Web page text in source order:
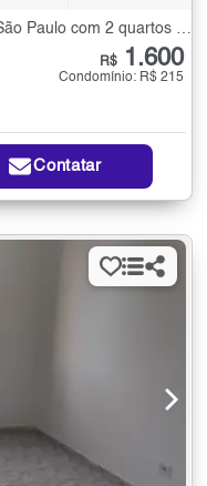
Apartamento para Alugar no Jardim São Paulo com 2 quartos - 42 m²
R$ 1.600
Condomínio: R$ 215
Contatar